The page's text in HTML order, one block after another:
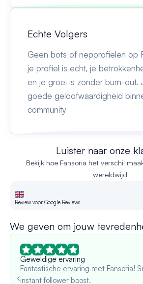
Echte Volgers
Geen bots of nepprofielen op
je profiel is echt, je
en je groei is zonder burn-out.
goede geloofwaardigheid
community
Luister naar onze
Bekijk hoe Fansoria het verschil
wereldwijd
Review voor Google Reviews
We geven om jouw
Geweldige ervaring
Fantastische ervaring met Fansoria!
instant follower boost.